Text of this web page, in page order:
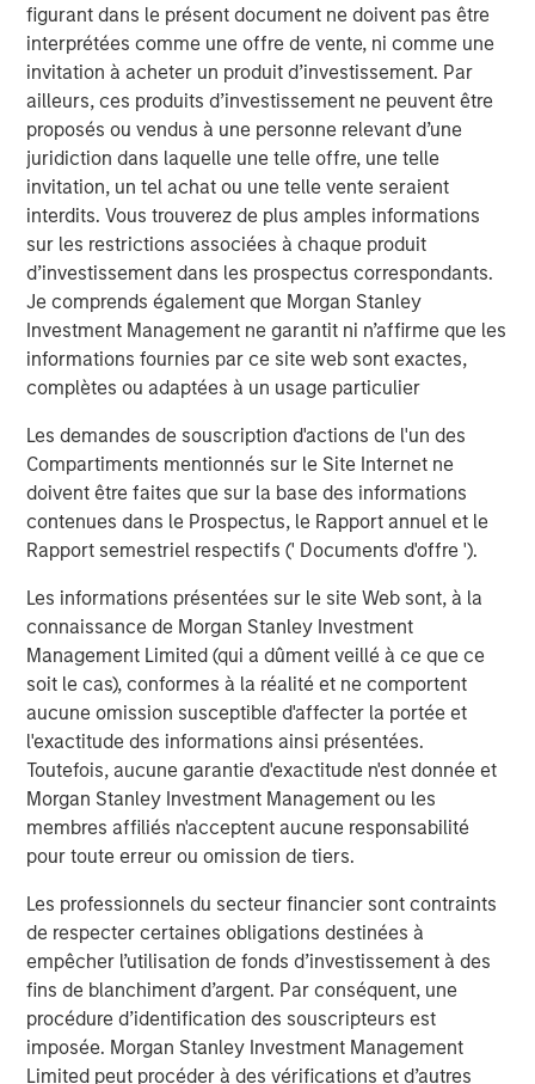
figurant dans le présent document ne doivent pas être
interprétées comme une offre de vente, ni comme une
invitation à acheter un produit d’investissement. Par
ailleurs, ces produits d’investissement ne peuvent être
proposés ou vendus à une personne relevant d’une
juridiction dans laquelle une telle offre, une telle
invitation, un tel achat ou une telle vente seraient
interdits. Vous trouverez de plus amples informations
sur les restrictions associées à chaque produit
d’investissement dans les prospectus correspondants.
Je comprends également que Morgan Stanley
Investment Management ne garantit ni n’affirme que les
informations fournies par ce site web sont exactes,
complètes ou adaptées à un usage particulier
Les demandes de souscription d'actions de l'un des
Compartiments mentionnés sur le Site Internet ne
doivent être faites que sur la base des informations
contenues dans le Prospectus, le Rapport annuel et le
Rapport semestriel respectifs (' Documents d'offre ').
Les informations présentées sur le site Web sont, à la
connaissance de Morgan Stanley Investment
Management Limited (qui a dûment veillé à ce que ce
soit le cas), conformes à la réalité et ne comportent
aucune omission susceptible d'affecter la portée et
l'exactitude des informations ainsi présentées.
Toutefois, aucune garantie d'exactitude n'est donnée et
Morgan Stanley Investment Management ou les
membres affiliés n'acceptent aucune responsabilité
pour toute erreur ou omission de tiers.
Les professionnels du secteur financier sont contraints
de respecter certaines obligations destinées à
empêcher l’utilisation de fonds d’investissement à des
fins de blanchiment d’argent. Par conséquent, une
procédure d’identification des souscripteurs est
imposée. Morgan Stanley Investment Management
Limited peut procéder à des vérifications et d’autres
Idées liées
ARTICLE
European Private Credit: Why Now?
ARTICLE
Investing in European Private Credit
ALTS IN FOCUS
Private Credit 2026 Midyear Outlook
The Author
Mark Jochims
Managing Director
Analyses mises en avant